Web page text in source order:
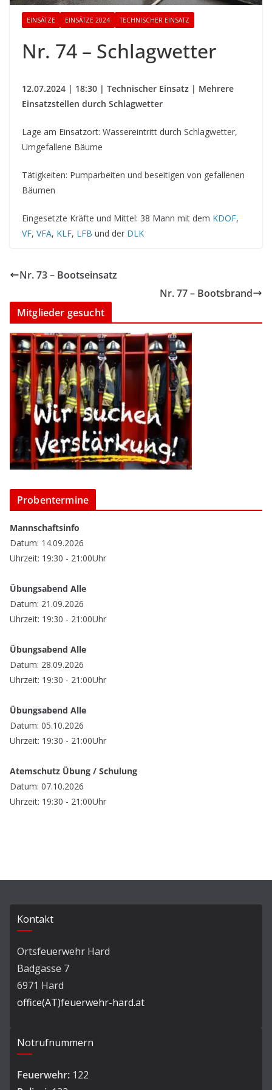
EINSÄTZE EINSÄTZE 2024 TECHNISCHER EINSATZ
Nr. 74 – Schlagwetter
12.07.2024 | 18:30 | Technischer Einsatz | Mehrere
Einsatzstellen durch Schlagwetter
Lage am Einsatzort: Wassereintritt durch Schlagwetter,
Umgefallene Bäume
Tätigkeiten: Pumparbeiten und beseitigen von gefallenen
Bäumen
Eingesetzte Kräfte und Mittel: 38 Mann mit dem KDOF,
VF, VFA, KLF, LFB und der DLK
Nr. 73 – Bootseinsatz
Nr. 77 – Bootsbrand
Mitglieder gesucht
Probentermine
Mannschaftsinfo
Datum: 14.09.2026
Uhrzeit: 19:30 - 21:00Uhr
Übungsabend Alle
Datum: 21.09.2026
Uhrzeit: 19:30 - 21:00Uhr
Übungsabend Alle
Datum: 28.09.2026
Uhrzeit: 19:30 - 21:00Uhr
Übungsabend Alle
Datum: 05.10.2026
Uhrzeit: 19:30 - 21:00Uhr
Atemschutz Übung / Schulung
Datum: 07.10.2026
Uhrzeit: 19:30 - 21:00Uhr
Kontakt
Ortsfeuerwehr Hard
Badgasse 7
6971 Hard
office(AT)feuerwehr-hard.at
Notrufnummern
Feuerwehr: 122